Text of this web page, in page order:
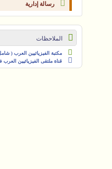
رسالة إدارية
الملاحظات
مكتبة الفيزيائيين العرب (
قناة ملتقى الفيزيائيين العرب